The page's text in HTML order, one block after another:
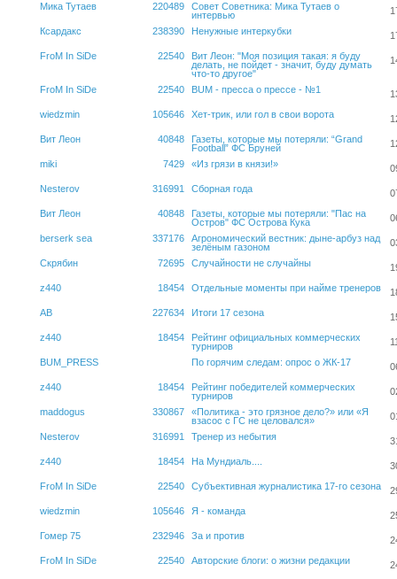
Мика Тутаев
220489
Совет Советника: Мика Тутаев о
интервью
Ксардакс
238390 Ненужные интеркубки
FroM In SiDe
22540
Вит Леон: "Моя позиция такая: я буду
делать, не пойдет - значит, буду думать
что-то другое"
FroM In SiDe 22540 BUM - пресса о прессе - №1
wiedzmin
105646 Хет-трик, или гол в свои ворота
Вит Леон
40848
Газеты, которые мы потеряли: “Grand
Football” ФС Бруней
miki
7429 «Из грязи в князи!»
Nesterov
316991 Сборная года
Вит Леон
40848
Газеты, которые мы потеряли: "Пас на
Остров" ФС Острова Кука
berserk sea
337176
Агрономический вестник: дыне-арбуз над
зелёным газоном
Скрябин
72695 Случайности не случайны
z440
18454 Отдельные моменты при найме тренеров
АВ
227634 Итоги 17 сезона
z440
18454
Рейтинг официальных коммерческих
турниров
BUM_PRESS
По горячим следам: опрос о ЖК-17
z440
18454
Рейтинг победителей коммерческих
турниров
maddogus
330867
«Политика - это грязное дело?» или «Я
взасос с ГС не целовался»
Nesterov
316991 Тренер из небытия
z440
18454 На Мундиаль....
FroM In SiDe
22540 Субъективная журналистика 17-го сезона
wiedzmin
105646 Я - команда
Гомер 75
232946 За и против
FroM In SiDe
22540 Авторские блоги: о жизни редакции